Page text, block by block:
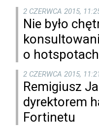
2 CZERWCA 2015,
Nie było
o
2 CZERWCA 2015,
Remigiusz
dyrektorem
Fortinetu